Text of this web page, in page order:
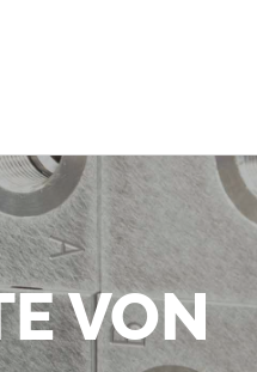
VON